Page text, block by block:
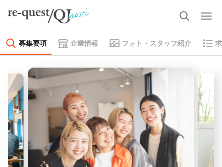
募集要項 企業情報 フォト・スタッフ紹介